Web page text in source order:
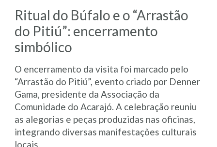
Ritual do Búfalo e o “Arrastão
do Pitiú”: encerramento
simbólico
O encerramento da visita foi marcado pelo
“Arrastão do Pitiú”, evento criado por Denner
Gama, presidente da Associação da
Comunidade do Acarajó. A celebração reuniu
as alegorias e peças produzidas nas oficinas,
integrando diversas manifestações culturais
locais.